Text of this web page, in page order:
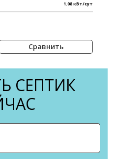
1.08 кВт/сут
Сравнить
СЕПТИК